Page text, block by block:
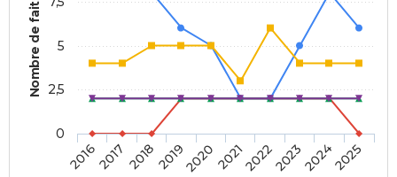
Nombre de faits
20162017 20182019202020212022202320242025
0
2,5
5